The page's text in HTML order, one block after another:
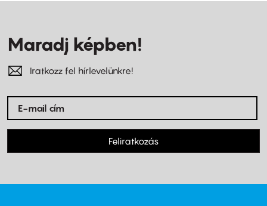
Maradj képben!
Iratkozz fel hírlevelünkre!
Feliratkozás